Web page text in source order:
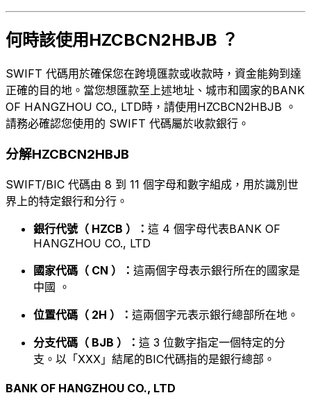
何時該使用HZCBCN2HBJB ？
SWIFT 代碼用於確保您在跨境匯款或收款時，資金能夠到達
正確的目的地。當您想匯款至上述地址、城市和國家的BANK
OF HANGZHOU CO., LTD時，請使用HZCBCN2HBJB 。
請務必確認您使用的 SWIFT 代碼屬於收款銀行。
分解HZCBCN2HBJB
SWIFT/BIC 代碼由 8 到 11 個字母和數字組成，用於識別世
界上的特定銀行和分行。
銀行代號（ HZCB ）： 這 4 個字母代表BANK OF
HANGZHOU CO., LTD
國家代碼（ CN ）： 這兩個字母表示銀行所在的國家是
中國 。
位置代碼（ 2H ）： 這兩個字元表示銀行總部所在地。
分支代碼（ BJB ）： 這 3 位數字指定一個特定的分
支。以「XXX」結尾的BIC代碼指的是銀行總部。
BANK OF HANGZHOU CO., LTD